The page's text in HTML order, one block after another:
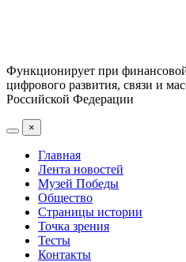
Функционирует при
цифрового развития, связи и
Российской Федерации
×
Главная
Лента новостей
Музей Победы
Общество
Страницы истории
Точка зрения
Тесты
Контакты